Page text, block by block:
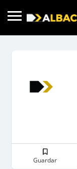
Guardar